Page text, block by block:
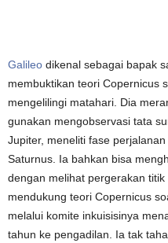
Galileo dikenal sebagai bapak
membuktikan teori Copernicus
mengelilingi matahari. Dia
gunakan mengobservasi tata
Jupiter, meneliti fase
Saturnus. Ia bahkan bisa
dengan melihat pergerakan
mendukung teori Copernicus
melalui komite inkuisisinya
tahun ke pengadilan. Ia tak